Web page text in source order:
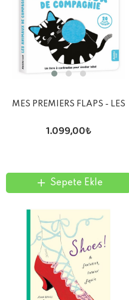
MES PREMIERS FLAPS - LES
1.099,00₺
Sepete Ekle